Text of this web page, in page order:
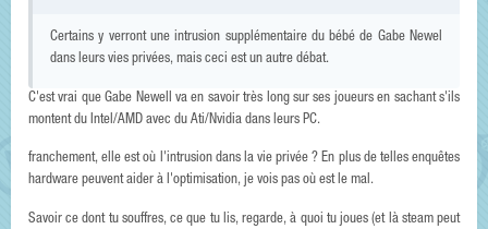
Certains y verront une intrusion supplémentaire du bébé de Gabe Newel
dans leurs vies privées, mais ceci est un autre débat.
C'est vrai que Gabe Newell va en savoir très long sur ses joueurs en sachant s'ils
montent du Intel/AMD avec du Ati/Nvidia dans leurs PC.
franchement, elle est où l'intrusion dans la vie privée ? En plus de telles enquêtes
hardware peuvent aider à l'optimisation, je vois pas où est le mal.
Savoir ce dont tu souffres, ce que tu lis, regarde, à quoi tu joues (et là steam peut